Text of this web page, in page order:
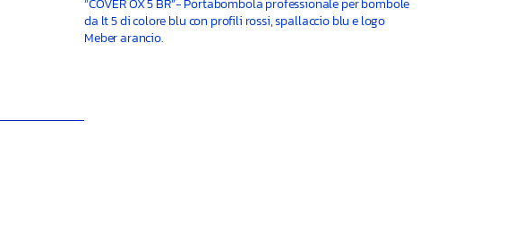
“COVER OX 5 BR”- Portabombola professionale per bombole
da lt 5 di colore blu con profili rossi, spallaccio blu e logo
Meber arancio.